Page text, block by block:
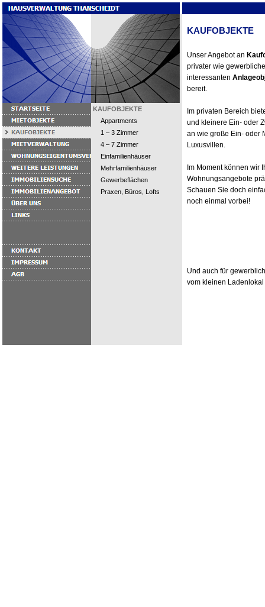
KAUFOBJEKTE
Appartments
1 – 3 Zimmer
4 – 7 Zimmer
Einfamilienhäuser
Mehrfamilienhäuser
Gewerbeflächen
Praxen, Büros, Lofts
KAUFOBJEKTE
Unser Angebot an
privater wie
interessanten
bereit.
Im privaten Bereich
und kleinere Ein- oder
an wie große Ein- oder
Luxusvillen.
Im Moment können wir
Wohnungsangebote
Schauen Sie doch
noch einmal vorbei!
Und auch für
vom kleinen